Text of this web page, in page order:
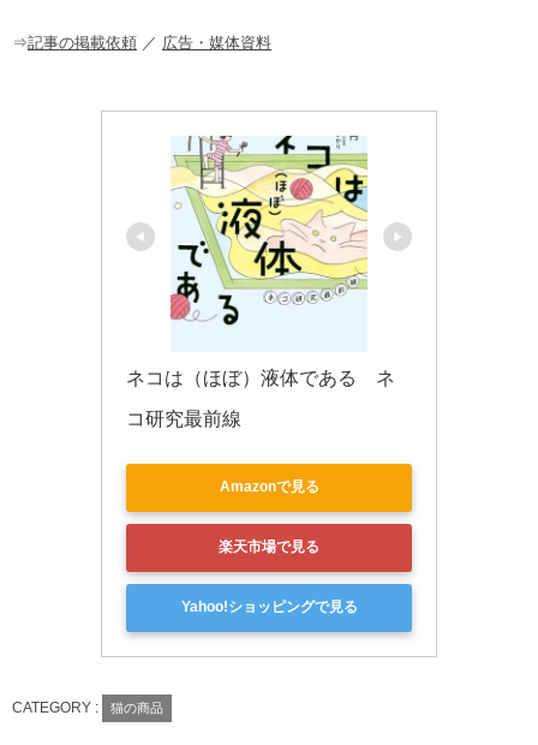
o
⇒記事の掲載依頼 ／ 広告・媒体資料
ネコは（ほぼ）液体である　ネ
コ研究最前線
Amazonで見る
楽天市場で見る
Yahoo!ショッピングで見る
CATEGORY : 猫の商品